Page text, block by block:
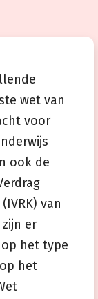
wet van
voor
ook de
van
er
het type
het